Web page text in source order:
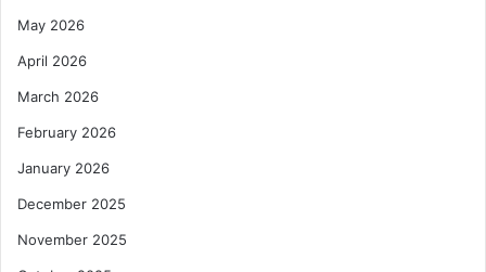
May 2026
April 2026
March 2026
February 2026
January 2026
December 2025
November 2025